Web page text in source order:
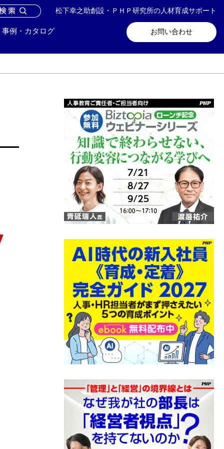
松下幸之助創設・ＰＨＰ研究所の人材育成サポート
お問い合わせ
事例・カタログ
い合わせ メールマガジン登録